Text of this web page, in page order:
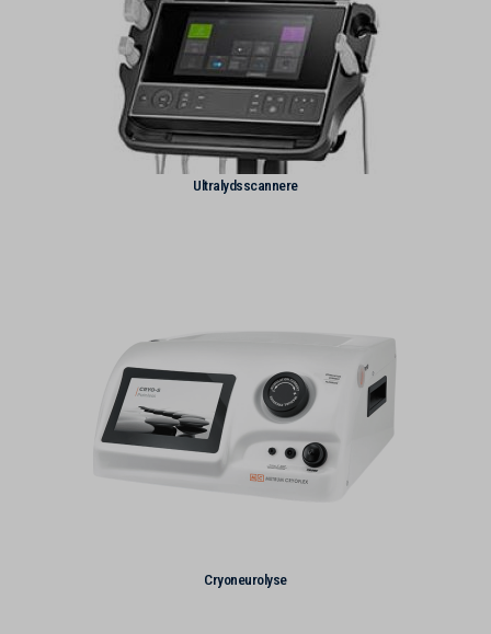
Ultralydsscannere
Cryoneurolyse